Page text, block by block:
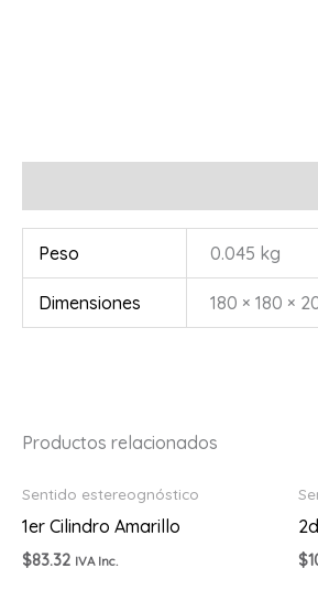
Peso 0.045 kg
Dimensiones 180 × 180 ×
Productos relacionados
Sentido estereognóstico
1er Cilindro Amarillo
$83.32 IVA Inc. $